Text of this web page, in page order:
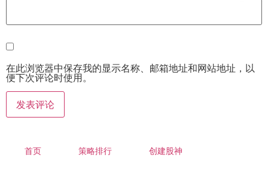
在此浏览器中保存我的显示名称、邮箱地址和网站地址，以
便下次评论时使用。
首页 策略排行 创建股神